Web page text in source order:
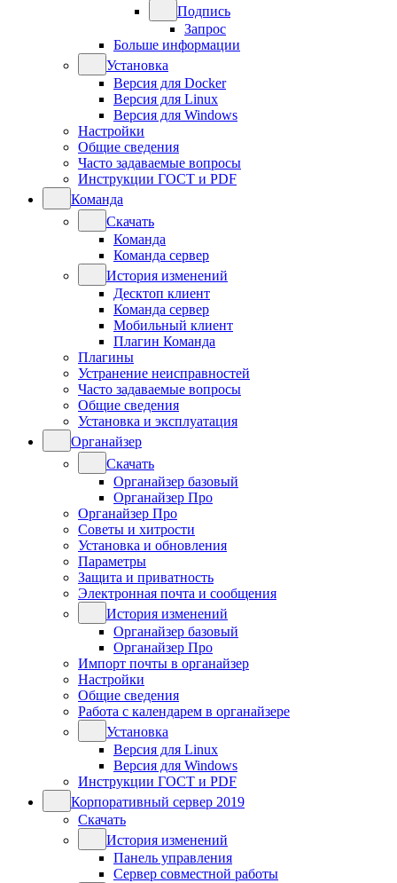
Подпись
Запрос
Больше информации
Установка
Версия для Docker
Версия для Linux
Версия для Windows
Настройки
Общие сведения
Часто задаваемые вопросы
Инструкции ГОСТ и PDF
Команда
Скачать
Команда
Команда сервер
История изменений
Десктоп клиент
Команда сервер
Мобильный клиент
Плагин Команда
Плагины
Устранение неисправностей
Часто задаваемые вопросы
Общие сведения
Установка и эксплуатация
Органайзер
Скачать
Органайзер базовый
Органайзер Про
Органайзер Про
Советы и хитрости
Установка и обновления
Параметры
Защита и приватность
Электронная почта и сообщения
История изменений
Органайзер базовый
Органайзер Про
Импорт почты в органайзер
Настройки
Общие сведения
Работа с календарем в органайзере
Установка
Версия для Linux
Версия для Windows
Инструкции ГОСТ и PDF
Корпоративный сервер 2019
Скачать
История изменений
Панель управления
Сервер совместной работы